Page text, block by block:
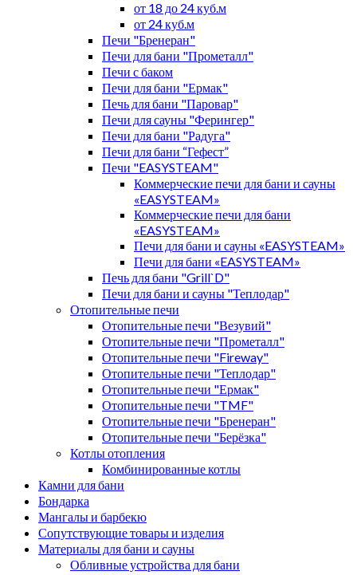
от 18 до 24 куб.м
от 24 куб.м
Печи "Бренеран"
Печи для бани "Прометалл"
Печи с баком
Печи для бани "Ермак"
Печь для бани "Паровар"
Печи для сауны "Ферингер"
Печи для бани "Радуга"
Печи для бани “Гефест”
Печи "EASYSTEAM"
Коммерческие печи для бани и сауны
«EASYSTEAM»
Коммерческие печи для бани
«EASYSTEAM»
Печи для бани и сауны «EASYSTEAM»
Печи для бани «EASYSTEAM»
Печь для бани "Grill`D"
Печи для бани и сауны "Теплодар"
Отопительные печи
Отопительные печи "Везувий"
Отопительные печи "Прометалл"
Отопительные печи "Fireway"
Отопительные печи "Теплодар"
Отопительные печи "Ермак"
Отопительные печи "TMF"
Отопительные печи "Бренеран"
Отопительные печи "Берёзка"
Котлы отопления
Комбинированные котлы
Камни для бани
Бондарка
Мангалы и барбекю
Сопутствующие товары и изделия
Материалы для бани и сауны
Обливные устройства для бани